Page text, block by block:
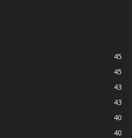
45
45
43
43
40
40